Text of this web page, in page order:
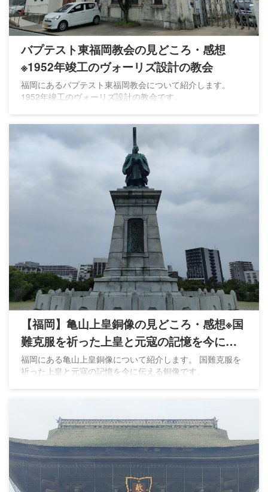
バプテスト東福岡教会の見どころ・感想
※1952年竣工のヴォーリズ設計の教会
福岡にあるバプテスト東福岡教会について紹介します。
1952年竣工のヴォーリズ設計の教会です。
【福岡】亀山上皇銅像の見どころ・感想※国
難克服を祈った上皇と元寇の記憶を今に伝
える
福岡にある亀山上皇銅像について紹介します。 国難克服を
祈った上皇と元寇の記憶を今に伝える銅像です。